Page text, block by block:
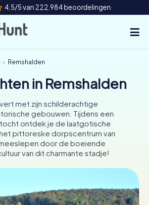
4,5/5 van 222.984 beoordelingen
FR UK
IE
Remshalden
in Remshalden
met zijn schilderachtige
gebouwen. Tijdens een
ontdek je de laatgotische
pittoreske dorpscentrum van
door de boeiende
van dit charmante stadje!